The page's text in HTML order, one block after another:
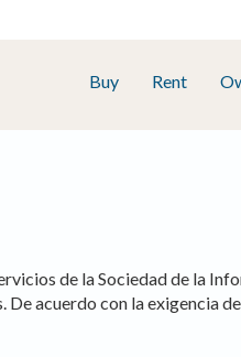
Buy Rent
de la Sociedad de la
acuerdo con la exigencia